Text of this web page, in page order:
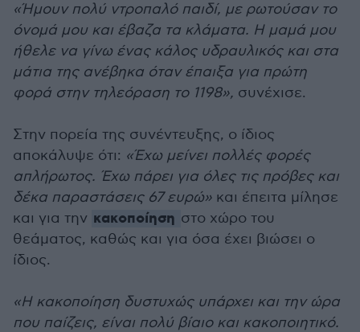
«Ήμουν πολύ ντροπαλό παιδί, με ρωτούσαν το
όνομά μου και έβαζα τα κλάματα. Η μαμά μου
ήθελε να γίνω ένας κάλος υδραυλικός και στα
μάτια της ανέβηκα όταν έπαιξα για πρώτη
φορά στην τηλεόραση το 1198», συνέχισε.
Στην πορεία της συνέντευξης, ο ίδιος
αποκάλυψε ότι: «Έχω μείνει πολλές φορές
απλήρωτος. Έχω πάρει για όλες τις πρόβες και
δέκα παραστάσεις 67 ευρώ» και έπειτα μίλησε
και για την κακοποίηση στο χώρο του
θεάματος, καθώς και για όσα έχει βιώσει ο
ίδιος.
«Η κακοποίηση δυστυχώς υπάρχει και την ώρα
που παίζεις, είναι πολύ βίαιο και κακοποιητικό.